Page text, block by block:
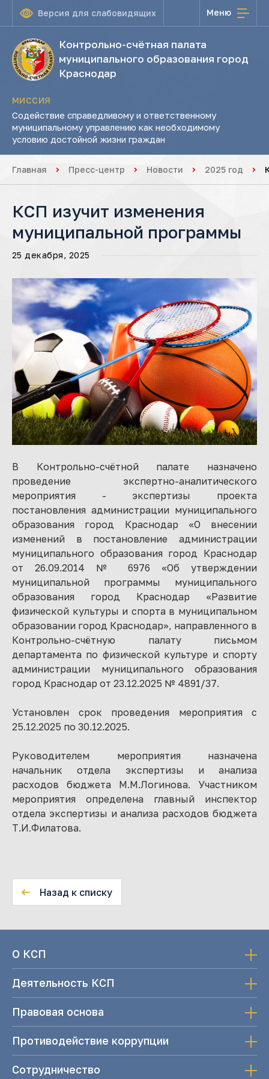
Версия для слабовидящих Меню
Контрольно-счётная палата
муниципального образования город
Краснодар
МИССИЯ
Содействие справедливому и ответственному
муниципальному управлению как необходимому
условию достойной жизни граждан
Главная Пресс-центр Новости 2025 год
КСП изучит изменения
муниципальной программы
25 декабря, 2025
В Контрольно-счётной палате назначено
проведение экспертно-аналитического
мероприятия - экспертизы проекта
постановления администрации муниципального
образования город Краснодар «О внесении
изменений в постановление администрации
муниципального образования город Краснодар
от 26.09.2014 № 6976 «Об утверждении
муниципальной программы муниципального
образования город Краснодар «Развитие
физической культуры и спорта в муниципальном
образовании город Краснодар», направленного в
Контрольно-счётную палату письмом
департамента по физической культуре и спорту
администрации муниципального образования
город Краснодар от 23.12.2025 № 4891/37.
Установлен срок проведения мероприятия с
25.12.2025 по 30.12.2025.
Руководителем мероприятия назначена
начальник отдела экспертизы и анализа
расходов бюджета М.М.Логинова. Участником
мероприятия определена главный инспектор
отдела экспертизы и анализа расходов бюджета
Т.И.Филатова.
Назад к списку
О КСП
Деятельность КСП
Правовая основа
Противодействие коррупции
Сотрудничество